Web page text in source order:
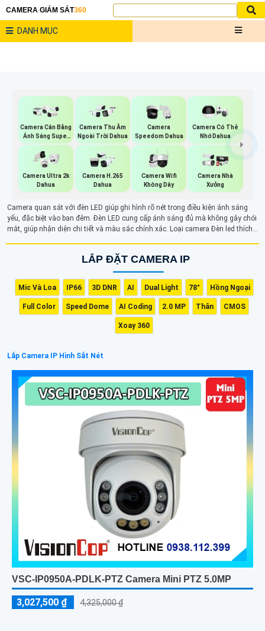
CAMERA GIÁM SÁT360
DANH MỤC
Camera Cân Bằng
Ánh Sáng Super
Adapt
Camera Thu Âm
Ngoài Trời Dahua
Camera
Speedom Dahua
Camera Có Thẻ
Nhớ Dahua
Camera Ultra 2k
Dahua
Camera H.265
Dahua
Camera Wifi
Không Dây
Camera Nhà
Xưởng
Camera quan sát với đèn LED giúp ghi hình rõ nét trong điều kiện ánh sáng
yếu, đặc biệt vào ban đêm. Đèn LED cung cấp ánh sáng đủ mà không gây chói
mắt, giúp nhận diện chi tiết và màu sắc chính xác. Loại camera Đèn led thích
LẮP ĐẶT CAMERA IP
Mic Và Loa IP66 3D DNR AI Dual Light 78° Hồng Ngoại
Full Color Speed Dome AI Coding 2.0 MP Thân CMOS
Xoay 360
Lắp Camera IP Hình Sắt Nét
VSC-IP0950A-PDLK-PTZ Camera Mini PTZ 5.0MP
3,027,500 ₫ 4,325,000 ₫